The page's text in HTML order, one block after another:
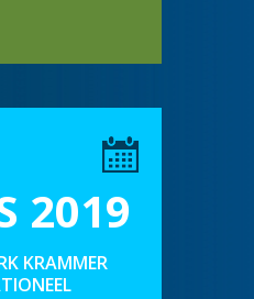
2019
KRAMMER